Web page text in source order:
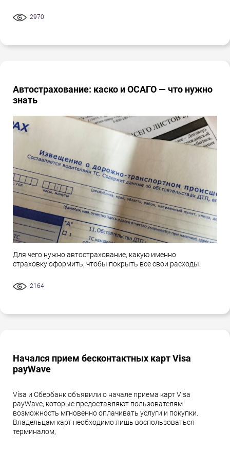
2970
Автострахование: каско и ОСАГО — что нужно
знать
Для чего нужно автострахование, какую именно
страховку оформить, чтобы покрыть все свои расходы.
2164
Начался прием бесконтактных карт Visa
payWave
Visa и Сбербанк объявили о начале приема карт Visa
payWave, которые предоставляют пользователям
возможность мгновенно оплачивать услуги и покупки.
Владельцам карт необходимо лишь воспользоваться
терминалом,